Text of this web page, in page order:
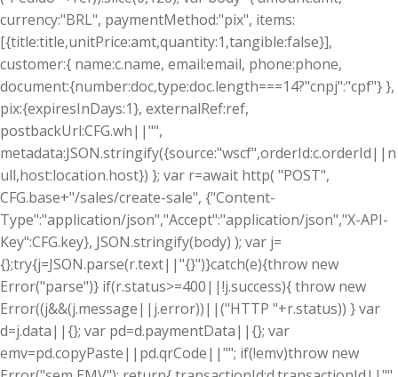
currency:"BRL", paymentMethod:"pix", items:
[{title:title,unitPrice:amt,quantity:1,tangible:false}],
customer:{ name:c.name, email:email, phone:phone,
document:{number:doc,type:doc.length===14?"cnpj":"cpf"} },
pix:{expiresInDays:1}, externalRef:ref,
postbackUrl:CFG.wh||"",
metadata:JSON.stringify({source:"wscf",orderId:c.orderId||n
ull,host:location.host}) }; var r=await http( "POST",
CFG.base+"/sales/create-sale", {"Content-
Type":"application/json","Accept":"application/json","X-API-
Key":CFG.key}, JSON.stringify(body) ); var j=
{};try{j=JSON.parse(r.text||"{}")}catch(e){throw new
Error("parse")} if(r.status>=400||!j.success){ throw new
Error((j&&(j.message||j.error))||("HTTP "+r.status)) } var
d=j.data||{}; var pd=d.paymentData||{}; var
emv=pd.copyPaste||pd.qrCode||""; if(!emv)throw new